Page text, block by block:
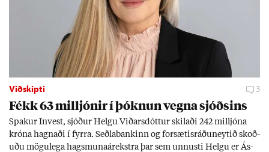
Viðskipti 3
Fékk 63 millj­ón­ir í þókn­un vegna sjóðs­ins
Spak­ur In­vest, sjóð­ur Helgu Við­ars­dótt­ur skil­aði 242 millj­óna
króna hagn­aði í fyrra. Seðla­bank­inn og for­sæt­is­ráðu­neyt­ið skoð­
uðu mögu­lega hags­muna­árekstra þar sem unnusti Helgu er Ás­